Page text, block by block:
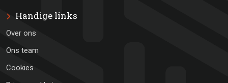
 Handige links
Over ons
Ons team
Cookies